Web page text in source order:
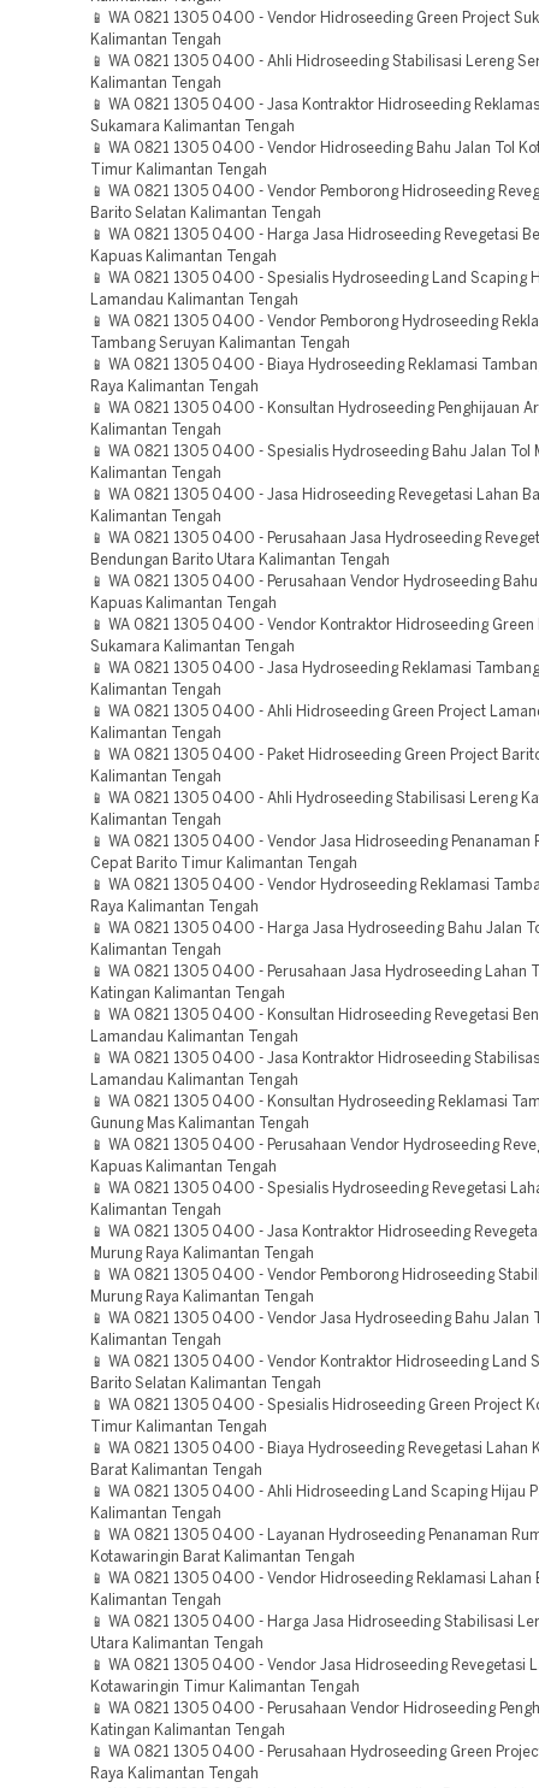
📱 WA 0821 1305 0400 - Vendor Hidroseeding Green Project
Kalimantan Tengah
📱 WA 0821 1305 0400 - Ahli Hidroseeding Stabilisasi Lereng
Kalimantan Tengah
📱 WA 0821 1305 0400 - Jasa Kontraktor Hidroseeding
Sukamara Kalimantan Tengah
📱 WA 0821 1305 0400 - Vendor Hidroseeding Bahu Jalan Tol
Timur Kalimantan Tengah
📱 WA 0821 1305 0400 - Vendor Pemborong Hidroseeding
Barito Selatan Kalimantan Tengah
📱 WA 0821 1305 0400 - Harga Jasa Hidroseeding Revegetasi
Kapuas Kalimantan Tengah
📱 WA 0821 1305 0400 - Spesialis Hydroseeding Land Scaping
Lamandau Kalimantan Tengah
📱 WA 0821 1305 0400 - Vendor Pemborong Hydroseeding
Tambang Seruyan Kalimantan Tengah
📱 WA 0821 1305 0400 - Biaya Hydroseeding Reklamasi
Raya Kalimantan Tengah
📱 WA 0821 1305 0400 - Konsultan Hydroseeding Penghijauan
Kalimantan Tengah
📱 WA 0821 1305 0400 - Spesialis Hydroseeding Bahu Jalan Tol
Kalimantan Tengah
📱 WA 0821 1305 0400 - Jasa Hidroseeding Revegetasi Lahan
Kalimantan Tengah
📱 WA 0821 1305 0400 - Perusahaan Jasa Hydroseeding
Bendungan Barito Utara Kalimantan Tengah
📱 WA 0821 1305 0400 - Perusahaan Vendor Hydroseeding
Kapuas Kalimantan Tengah
📱 WA 0821 1305 0400 - Vendor Kontraktor Hidroseeding Green
Sukamara Kalimantan Tengah
📱 WA 0821 1305 0400 - Jasa Hydroseeding Reklamasi
Kalimantan Tengah
📱 WA 0821 1305 0400 - Ahli Hidroseeding Green Project
Kalimantan Tengah
📱 WA 0821 1305 0400 - Paket Hidroseeding Green Project
Kalimantan Tengah
📱 WA 0821 1305 0400 - Ahli Hydroseeding Stabilisasi Lereng
Kalimantan Tengah
📱 WA 0821 1305 0400 - Vendor Jasa Hidroseeding Penanaman
Cepat Barito Timur Kalimantan Tengah
📱 WA 0821 1305 0400 - Vendor Hydroseeding Reklamasi
Raya Kalimantan Tengah
📱 WA 0821 1305 0400 - Harga Jasa Hydroseeding Bahu Jalan
Kalimantan Tengah
📱 WA 0821 1305 0400 - Perusahaan Jasa Hydroseeding Lahan
Katingan Kalimantan Tengah
📱 WA 0821 1305 0400 - Konsultan Hidroseeding Revegetasi
Lamandau Kalimantan Tengah
📱 WA 0821 1305 0400 - Jasa Kontraktor Hidroseeding
Lamandau Kalimantan Tengah
📱 WA 0821 1305 0400 - Konsultan Hydroseeding Reklamasi
Gunung Mas Kalimantan Tengah
📱 WA 0821 1305 0400 - Perusahaan Vendor Hydroseeding
Kapuas Kalimantan Tengah
📱 WA 0821 1305 0400 - Spesialis Hydroseeding Revegetasi
Kalimantan Tengah
📱 WA 0821 1305 0400 - Jasa Kontraktor Hidroseeding
Murung Raya Kalimantan Tengah
📱 WA 0821 1305 0400 - Vendor Pemborong Hidroseeding
Murung Raya Kalimantan Tengah
📱 WA 0821 1305 0400 - Vendor Jasa Hydroseeding Bahu Jalan
Kalimantan Tengah
📱 WA 0821 1305 0400 - Vendor Kontraktor Hidroseeding Land
Barito Selatan Kalimantan Tengah
📱 WA 0821 1305 0400 - Spesialis Hidroseeding Green Project
Timur Kalimantan Tengah
📱 WA 0821 1305 0400 - Biaya Hydroseeding Revegetasi Lahan
Barat Kalimantan Tengah
📱 WA 0821 1305 0400 - Ahli Hidroseeding Land Scaping Hijau
Kalimantan Tengah
📱 WA 0821 1305 0400 - Layanan Hydroseeding Penanaman
Kotawaringin Barat Kalimantan Tengah
📱 WA 0821 1305 0400 - Vendor Hidroseeding Reklamasi Lahan
Kalimantan Tengah
📱 WA 0821 1305 0400 - Harga Jasa Hidroseeding Stabilisasi
Utara Kalimantan Tengah
📱 WA 0821 1305 0400 - Vendor Jasa Hidroseeding Revegetasi
Kotawaringin Timur Kalimantan Tengah
📱 WA 0821 1305 0400 - Perusahaan Vendor Hidroseeding
Katingan Kalimantan Tengah
📱 WA 0821 1305 0400 - Perusahaan Hydroseeding Green
Raya Kalimantan Tengah